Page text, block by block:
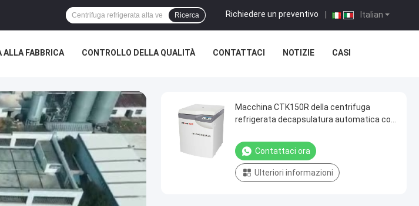
Italian
Richiedere un preventivo
Ricerca
ALLA FABBRICA CONTROLLO DELLA QUALITÀ CONTATTACI NOTIZIE CASI
Macchina CTK150R della centrifuga
refrigerata decapsulatura automatica con
Contattaci ora
Ulteriori informazioni